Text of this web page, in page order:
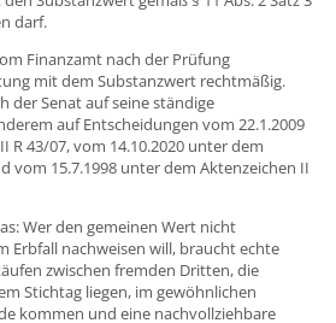
darf.
Finanzamt nach der Prüfung
mit dem Substanzwert rechtmäßig.
der Senat auf seine ständige
auf Entscheidungen vom 22.1.2009
R 43/07, vom 14.10.2020 unter dem
vom 15.7.1998 unter dem Aktenzeichen II
Wer den gemeinen Wert nicht
Erbfall nachweisen will, braucht echte
zwischen fremden Dritten, die
Stichtag liegen, im gewöhnlichen
kommen und eine nachvollziehbare